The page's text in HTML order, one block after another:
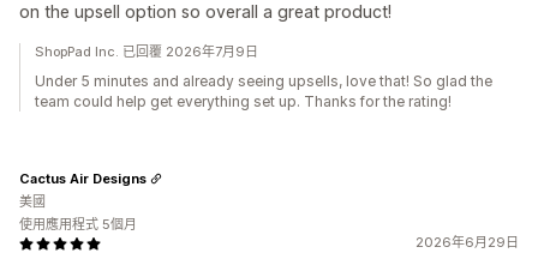
on the upsell option so overall a great product!
ShopPad Inc. 已回覆 2026年7月9日
Under 5 minutes and already seeing upsells, love that! So glad the
team could help get everything set up. Thanks for the rating!
2026年6月29日
Cactus Air Designs
美國
使用應用程式 5個月